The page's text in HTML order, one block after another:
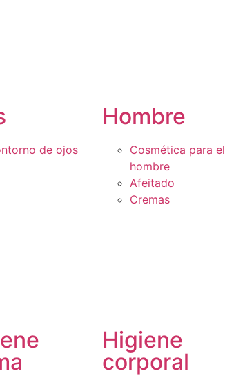
de ojos
Hombre
Cosmética para el
hombre
Afeitado
Cremas
Higiene
corporal